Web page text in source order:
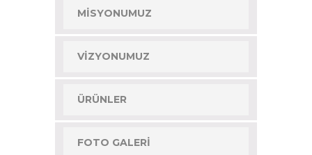
MISYONUMUZ
VIZYONUMUZ
ÜRÜNLER
FOTO GALERI